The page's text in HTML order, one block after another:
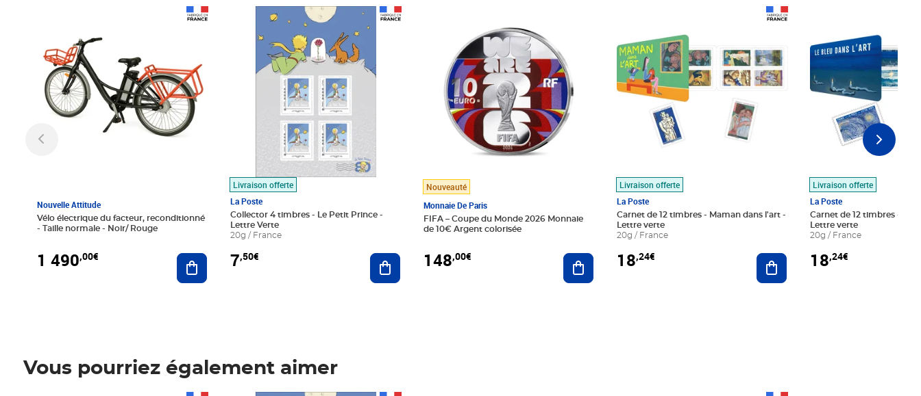
Nouvelle Attitude
Vélo électrique du facteur, reconditionné
- Taille normale - Noir/ Rouge
1 490,00€ Ajouter au panier
Livraison offerte
La Poste
Collector 4 timbres - Le Petit Prince -
Lettre Verte
20g / France
7,50€
Prix 7,50€
Ajouter au panier
Nouveauté
Monnaie De Paris
FIFA – Coupe du Monde 2026 Monnaie
de 10€ Argent colorisée
148,00€ Ajouter au panier
Livraison offerte
La Poste
Carnet de 12 timbres - Maman dans l'art -
Lettre verte
20g / France
18,24€ Ajouter au panier
Livraison offerte
La Poste
Carnet de 12 timbres - Le
Lettre verte
20g / France
18,24€
Vous pourriez également aimer